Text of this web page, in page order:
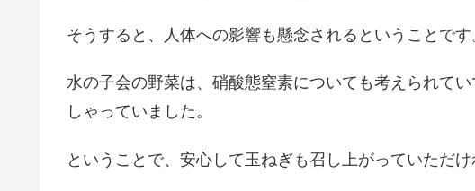
そうすると、人体への影響も懸念されるということです
水の子会の野菜は、硝酸態窒素についても考えられて
しゃっていました。
ということで、安心して玉ねぎも召し上がっていただけ